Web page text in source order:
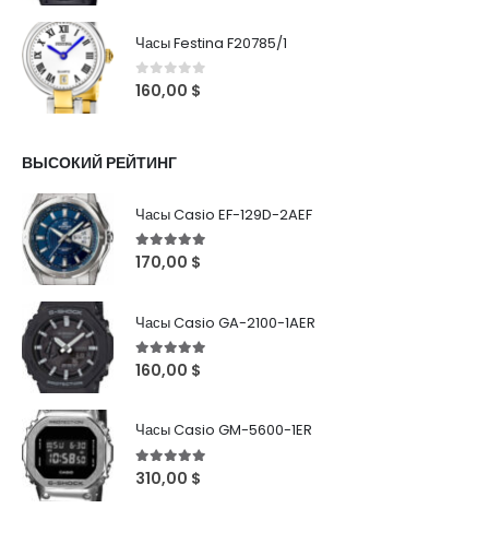
Часы Festina F20785/1
0out of 5
160,00 $
ВЫСОКИЙ РЕЙТИНГ
Часы Casio EF-129D-2AEF
5out of 5
170,00 $
Часы Casio GA-2100-1AER
5out of 5
160,00 $
Часы Casio GM-5600-1ER
5out of 5
310,00 $